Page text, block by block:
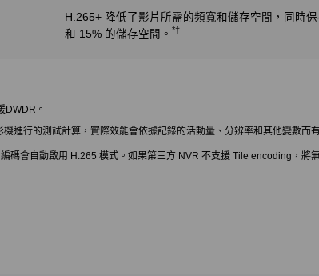
H.265+ 降低了影片所需的頻寬和儲存空間，同時
和 15% 的儲存空間。 *†
DWDR。
進行的測試計算，實際效能會依據記錄的活動量、分辨率和其他變數而
碼會自動啟用 H.265 模式。如果第三方 NVR 不支援 Tile encoding，將